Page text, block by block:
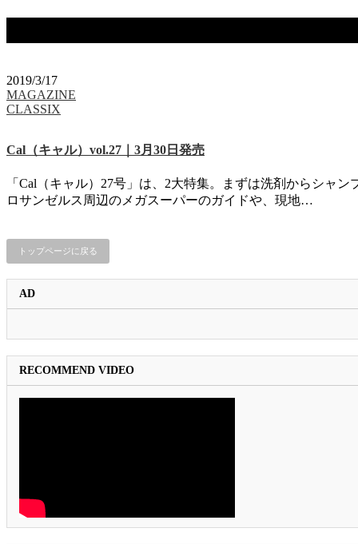
2019/3/17
MAGAZINE
CLASSIX
Cal（キャル）vol.27｜3月30日発売
「Cal（キャル）27号」は、2大特集。まずは洗剤からシャ
ロサンゼルス周辺のメガスーパーのガイドや、現地…
トップページに戻る
AD
RECOMMEND VIDEO